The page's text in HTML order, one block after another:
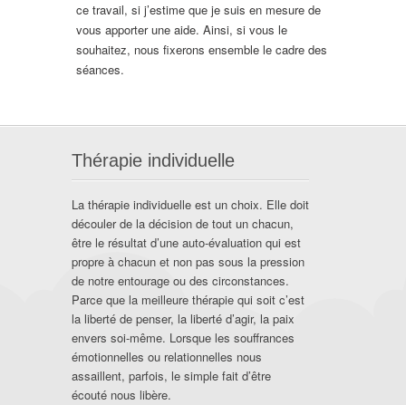
ce travail, si j’estime que je suis en mesure de
vous apporter une aide. Ainsi, si vous le
souhaitez, nous fixerons ensemble le cadre des
séances.
Thérapie individuelle
La thérapie individuelle est un choix. Elle doit
découler de la décision de tout un chacun,
être le résultat d’une auto-évaluation qui est
propre à chacun et non pas sous la pression
de notre entourage ou des circonstances.
Parce que la meilleure thérapie qui soit c’est
la liberté de penser, la liberté d’agir, la paix
envers soi-même. Lorsque les souffrances
émotionnelles ou relationnelles nous
assaillent, parfois, le simple fait d’être
écouté nous libère.